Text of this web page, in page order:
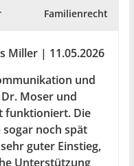
Familienrecht
Miller | 11.05.2026
und
Moser und
funktioniert. Die
sogar noch spät
guter Einstieg,
Unterstützung